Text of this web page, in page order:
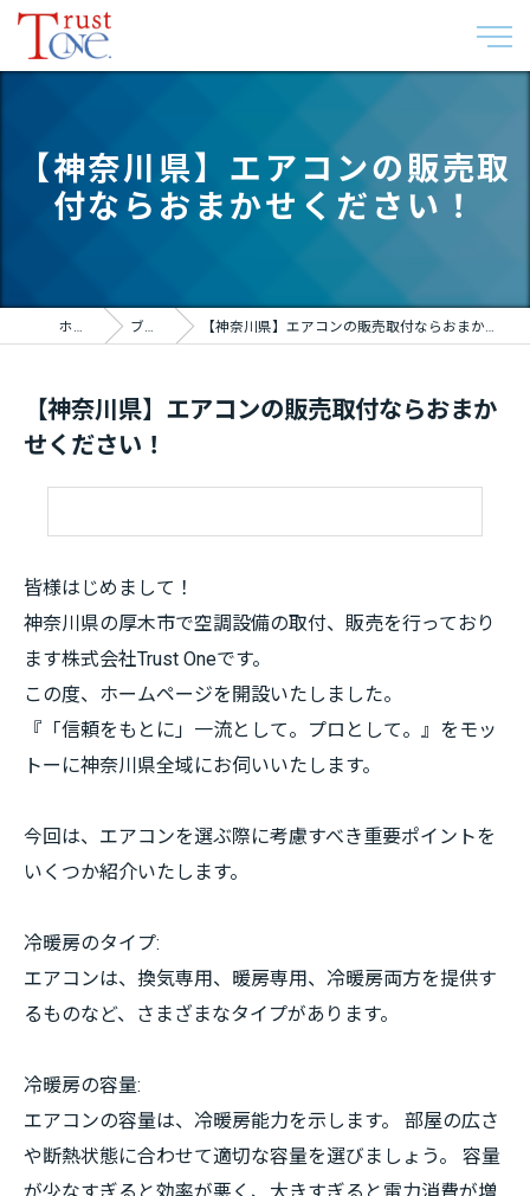
【神奈川県】エアコンの販売取
付ならおまかせください！
ホーム ブログ 【神奈川県】エアコンの販売取付ならおまかせください！
【神奈川県】エアコンの販売取付ならおまか
せください！
皆様はじめまして！
神奈川県の厚木市で空調設備の取付、販売を行っており
ます株式会社Trust Oneです。
この度、ホームページを開設いたしました。
『「信頼をもとに」一流として。プロとして。』をモッ
トーに神奈川県全域にお伺いいたします。
今回は、エアコンを選ぶ際に考慮すべき重要ポイントを
いくつか紹介いたします。
冷暖房のタイプ:
エアコンは、換気専用、暖房専用、冷暖房両方を提供す
るものなど、さまざまなタイプがあります。
冷暖房の容量:
エアコンの容量は、冷暖房能力を示します。 部屋の広さ
や断熱状態に合わせて適切な容量を選びましょう。 容量